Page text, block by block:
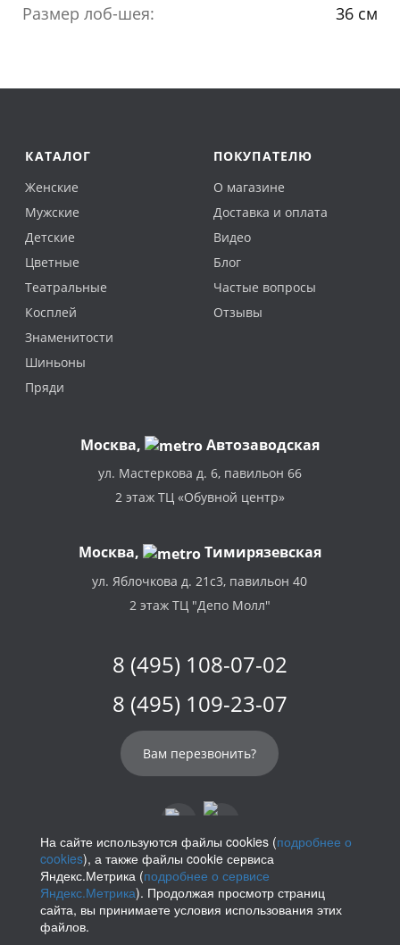
Размер лоб-шея:
36 см
КАТАЛОГ
Женские
Мужские
Детские
Цветные
Театральные
Косплей
Знаменитости
Шиньоны
Пряди
ПОКУПАТЕЛЮ
О магазине
Доставка и оплата
Видео
Блог
Частые вопросы
Отзывы
Москва, Автозаводская
ул. Мастеркова д. 6, павильон 66
2 этаж ТЦ «Обувной центр»
Москва, Тимирязевская
ул. Яблочкова д. 21с3, павильон 40
2 этаж ТЦ "Депо Молл"
8 (495) 108-07-02
8 (495) 109-23-07
Вам перезвонить?
info@parikof.ru
На сайте используются файлы cookies (подробнее о
cookies), а также файлы cookie сервиса
Яндекс.Метрика (подробнее о сервисе
Яндекс.Метрика). Продолжая просмотр страниц
сайта, вы принимаете условия использования этих
файлов.